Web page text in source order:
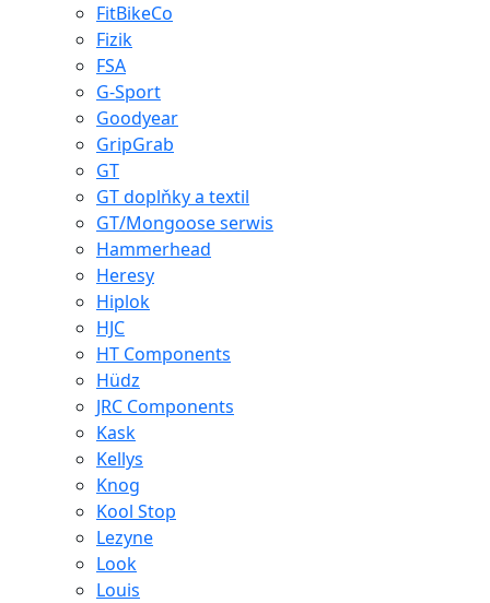
FitBikeCo
Fizik
FSA
G-Sport
Goodyear
GripGrab
GT
GT doplňky a textil
GT/Mongoose serwis
Hammerhead
Heresy
Hiplok
HJC
HT Components
Hüdz
JRC Components
Kask
Kellys
Knog
Kool Stop
Lezyne
Look
Louis